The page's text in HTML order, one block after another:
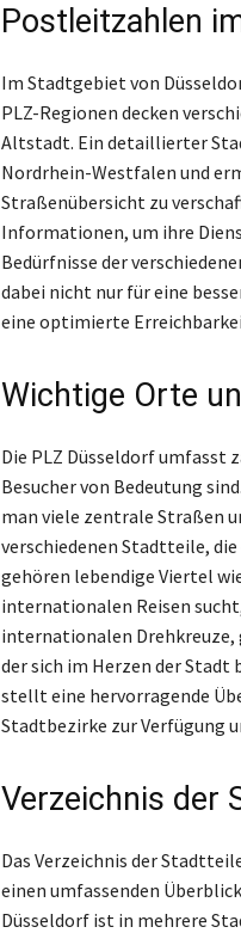
Postleitzahlen
Im Stadtgebiet von
PLZ-Regionen decken
Altstadt. Ein detaillierter
Nordrhein-Westfalen und
Straßenübersicht zu
Informationen, um ihre
Bedürfnisse der
dabei nicht nur für eine
eine optimierte
Wichtige Orte
Die PLZ Düsseldorf umfasst
Besucher von Bedeutung
man viele zentrale Straßen
verschiedenen Stadtteile,
gehören lebendige Viertel
internationalen Reisen
internationalen Drehkreuze,
der sich im Herzen der Stadt
stellt eine hervorragende
Stadtbezirke zur Verfügung
Verzeichnis der
Das Verzeichnis der
einen umfassenden
Düsseldorf ist in mehrere